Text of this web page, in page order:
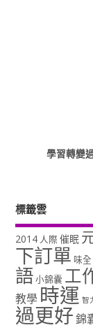
學習轉變
標籤雲
2014人際 催眠
下訂單 味全
語小錦囊 工
教學 時運 智
過更好錦